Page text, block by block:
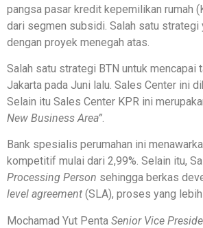
pangsa pasar kredit kepemilikan rumah
dari segmen subsidi. Salah satu strategi
dengan proyek menegah atas.
Salah satu strategi BTN untuk
Jakarta pada Juni lalu. Sales Center ini
Selain itu Sales Center KPR ini
New Business Area”.
Bank spesialis perumahan ini
kompetitif mulai dari 2,99%. Selain itu,
Processing Person sehingga berkas
level agreement (SLA), proses yang
Mochamad Yut Penta Senior Vice